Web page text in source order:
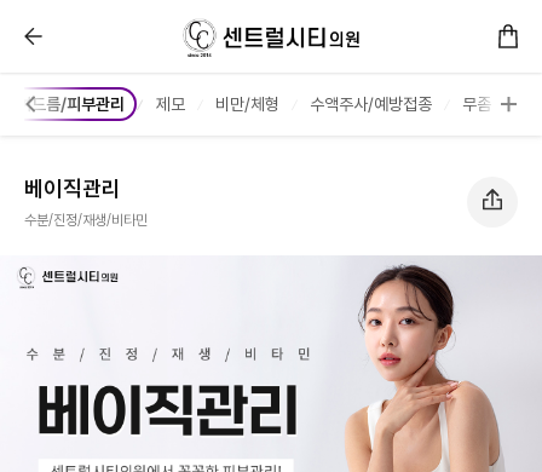
베이직관리 :: 센트럴시티의원
여드름/피부관리 제모 비만/체형 수액주사/예방접종 무좀
베이직관리
수분/진정/재생/비타민